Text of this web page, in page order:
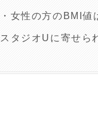
・女性の方のBMI
スタジオUに寄せら